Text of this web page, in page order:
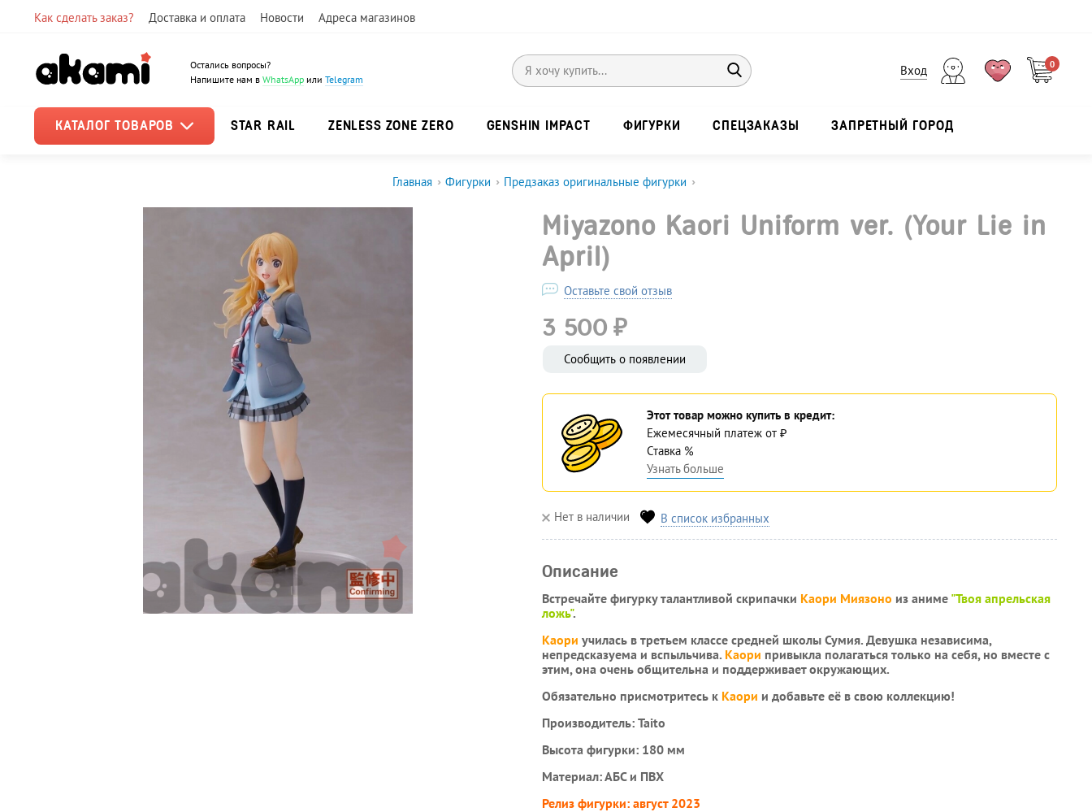
Как сделать заказ? Доставка и оплата Новости Адреса магазинов
Остались вопросы?
Напишите нам вWhatsApp илиTelegram
Вход 0
КАТАЛОГ ТОВАРОВ STAR RAIL ZENLESS ZONE ZERO GENSHIN IMPACT ФИГУРКИ СПЕЦЗАКАЗЫ ЗАПРЕТНЫЙ ГОРОД
Главная › Фигурки › Предзаказ оригинальные фигурки ›
Miyazono Kaori Uniform ver. (Your Lie in
April)
Оставьте свой отзыв
3 500 ₽
Сообщить о появлении
Этот товар можно купить в кредит:
Ежемесячный платеж от ₽
Ставка %
Узнать больше
Нет в наличии В список избранных
Описание
Встречайте фигурку талантливой скрипачки Каори Миязоно из аниме "Твоя апрельская
ложь".
Каори училась в третьем классе средней школы Сумия. Девушка независима,
непредсказуема и вспыльчива. Каори привыкла полагаться только на себя, но вместе с
этим, она очень общительна и поддерживает окружающих.
Обязательно присмотритесь к Каори и добавьте её в свою коллекцию!
Производитель: Taito
Высота фигурки: 180 мм
Материал: АБС и ПВХ
Релиз фигурки: август 2023